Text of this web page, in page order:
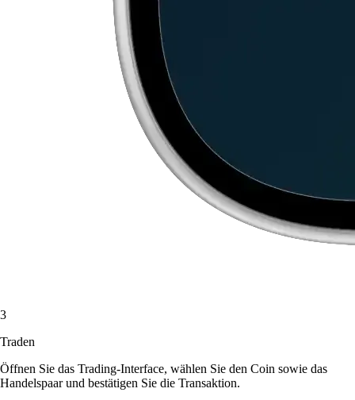
3
Traden
Öffnen Sie das Trading-Interface, wählen Sie den Coin sowie das
Handelspaar und bestätigen Sie die Transaktion.